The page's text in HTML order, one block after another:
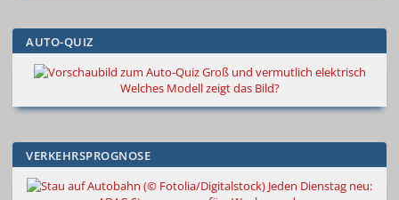
AUTO-QUIZ
Groß und vermutlich elektrisch
Welches Modell zeigt das Bild?
VERKEHRSPROGNOSE
Jeden Dienstag neu: